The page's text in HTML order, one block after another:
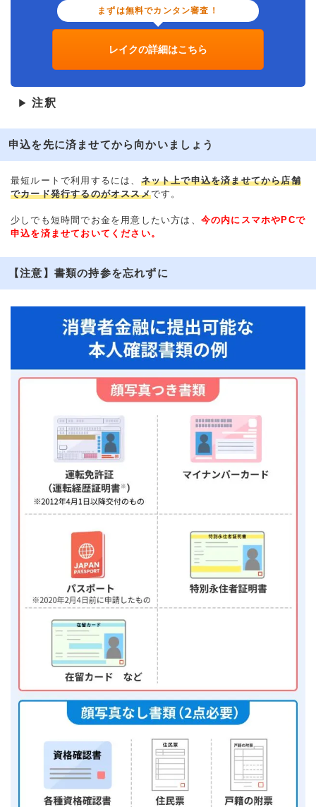
まずは無料でカンタン審査！
レイクの詳細はこちら
▶ 注釈
申込を先に済ませてから向かいましょう
最短ルートで利用するには、 ネット上で申込を済ませてから店舗
でカード発行するのがオススメです。
少しでも短時間でお金を用意したい方は、 今の内にスマホやPCで
申込を済ませておいてください。
【注意】書類の持参を忘れずに